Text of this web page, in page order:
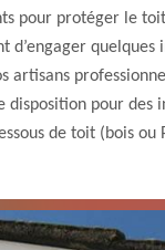
pour protéger le toit
d’engager quelques
artisans
disposition pour des
de toit (bois ou